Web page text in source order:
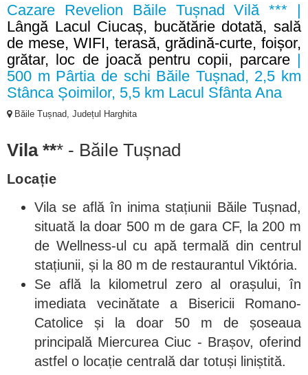
Cazare Revelion Băile Tușnad Vilă *** |
Lângă Lacul Ciucaș, bucătărie dotată, sală
de mese, WIFI, terasă, grădină-curte, foișor,
grătar, loc de joacă pentru copii, parcare|
500 m Pârtia de schi Băile Tușnad, 2,5 km
Stânca Șoimilor, 5,5 km Lacul Sfânta Ana
Băile Tușnad, Județul Harghita
Vila *** - Băile Tușnad
Locație
Vila se află în inima stațiunii Băile Tușnad,
situată la doar 500 m de gara CF, la 200 m
de Wellness-ul cu apă termală din centrul
stațiunii, și la 80 m de restaurantul Viktória.
Se află la kilometrul zero al orașului, în
imediata vecinătate a Bisericii Romano-
Catolice și la doar 50 m de șoseaua
principală Miercurea Ciuc - Brașov, oferind
astfel o locație centrală dar totuși liniștită.